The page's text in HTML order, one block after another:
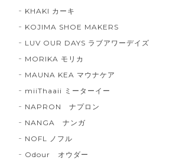
KHAKI カーキ
KOJIMA SHOE MAKERS
LUV OUR DAYS ラブアワーデイズ
MORIKA モリカ
MAUNA KEA マウナケア
miiThaaii ミーターイー
NAPRON ナプロン
NANGA ナンガ
NOFL ノフル
Odour オウダー